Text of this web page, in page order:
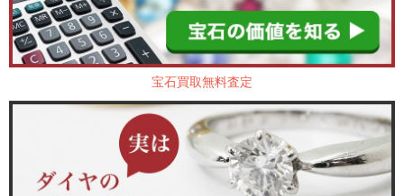
宝石買取無料査定